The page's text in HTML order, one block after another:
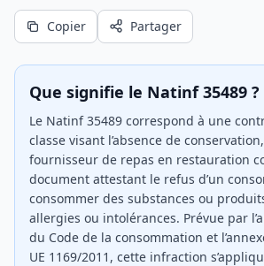
Copier Partager
Que signifie le Natinf 35489 ?
Le Natinf 35489 correspond à une
classe visant l’absence de
fournisseur de repas en restauration
document attestant le refus d’un
consommer des substances ou
allergies ou intolérances. Prévue par
du Code de la consommation et
UE 1169/2011, cette infraction